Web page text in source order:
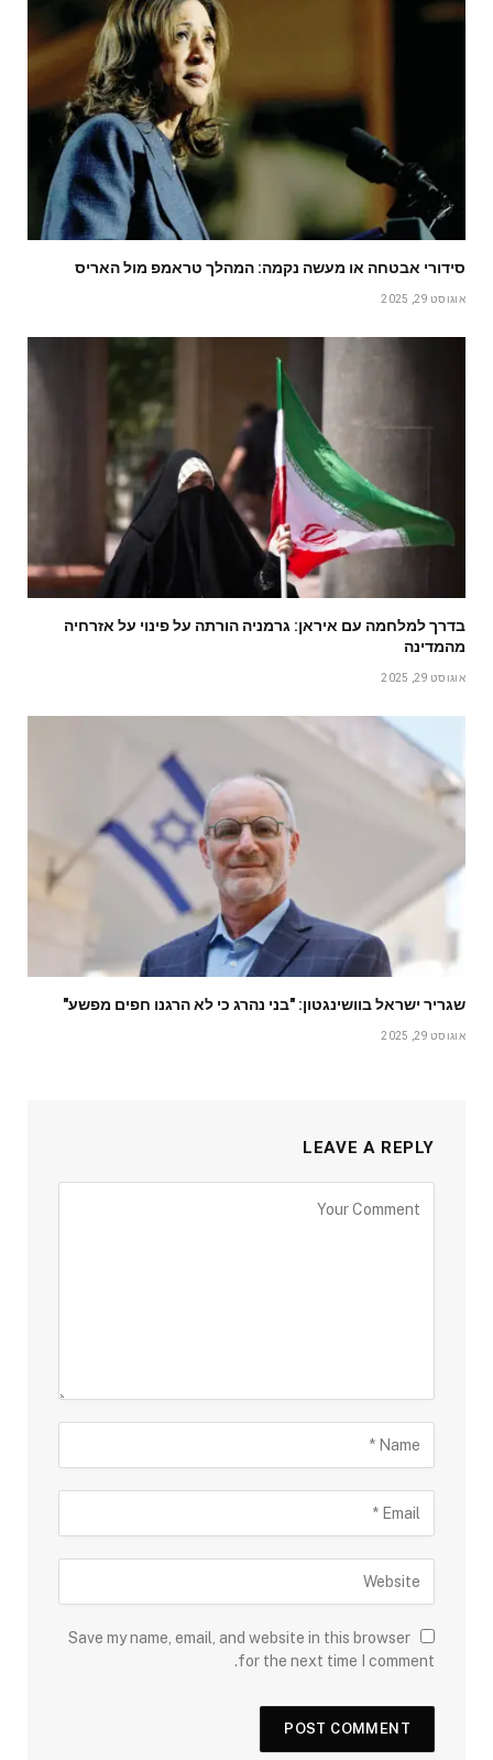
סידורי אבטחה או מעשה נקמה: המהלך טראמפ מול האריס
אוגוסט 29, 2025
בדרך למלחמה עם איראן: גרמניה הורתה על פינוי על אזרחיה
מהמדינה
אוגוסט 29, 2025
שגריר ישראל בוושינגטון: "בני נהרג כי לא הרגנו חפים מפשע"
אוגוסט 29, 2025
LEAVE A REPLY
Save my name, email, and website in this browser
for the next time I comment.